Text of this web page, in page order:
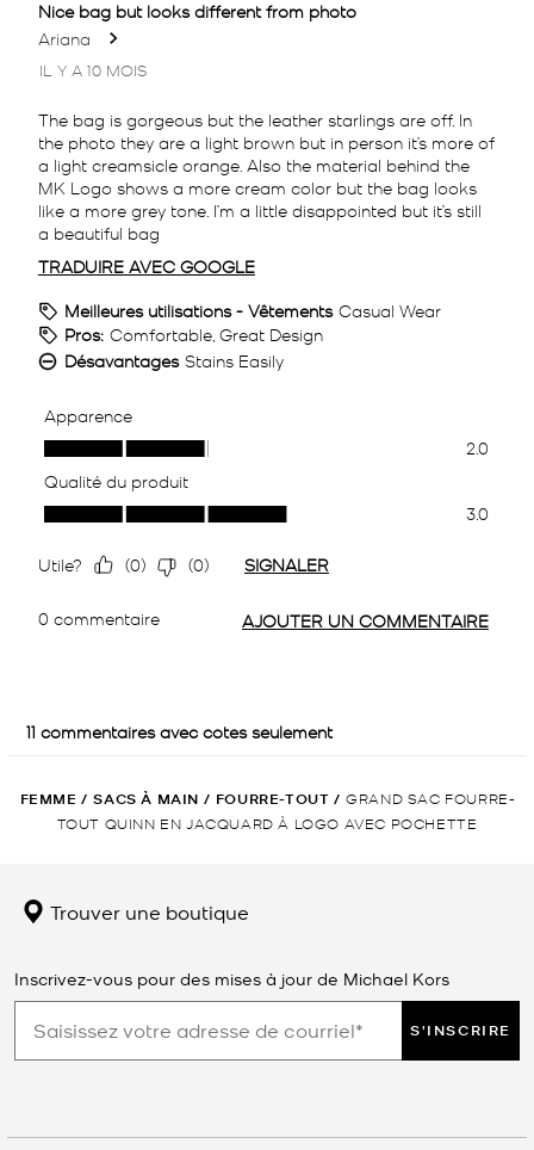
FEMME / SACS À MAIN / FOURRE-TOUT / GRAND SAC FOURRE-
TOUT QUINN EN JACQUARD À LOGO AVEC POCHETTE
Trouver une boutique
Inscrivez-vous pour des mises à jour de Michael Kors
S'INSCRIRE